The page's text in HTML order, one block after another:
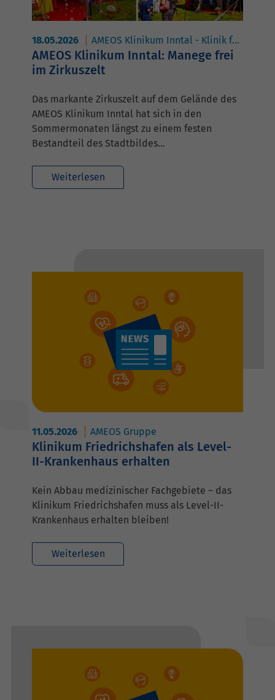
18.05.2026 AMEOS Klinikum Inntal - Klinik für Transkulturelle Psychosomatik
AMEOS Klinikum Inntal: Manege frei
im Zirkuszelt
Das markante Zirkuszelt auf dem Gelände des
AMEOS Klinikum Inntal hat sich in den
Sommermonaten längst zu einem festen
Bestandteil des Stadtbildes…
Weiterlesen
11.05.2026 AMEOS Gruppe
Klinikum Friedrichshafen als Level-
II-Krankenhaus erhalten
Kein Abbau medizinischer Fachgebiete – das
Klinikum Friedrichshafen muss als Level-II-
Krankenhaus erhalten bleiben!
Weiterlesen